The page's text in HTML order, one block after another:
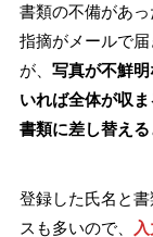
書類の不備があ
指摘がメールで
が、 写真が不鮮
いれば全体が収
書類に差し替える
登録した氏名と
スも多いので、